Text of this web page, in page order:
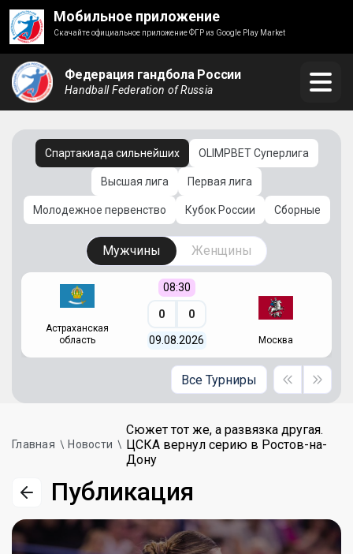
Мобильное приложение
Скачайте официальное приложение ФГР из Google Play Market
Федерация гандбола России
Handball Federation of Russia
Спартакиада сильнейших OLIMPBET Суперлига
Высшая лига Первая лига
Молодежное первенство Кубок России Сборные
Мужчины Женщины
Астраханская
область
08:30
0 0
09.08.2026 Москва
Все Турниры
Главная Новости
Сюжет тот же, а развязка другая.
ЦСКА вернул серию в Ростов-на-
Дону
Публикация